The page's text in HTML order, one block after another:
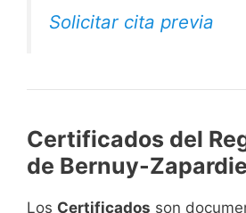
Solicitar cita previa
Certificados del
de Bernuy-
Los Certificados son